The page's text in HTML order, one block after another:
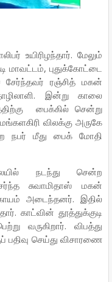
உயிரிழந்தார். மேலும்
மாவட்டம், புதுக்கோட்டை
சேர்ந்தவர் ரஞ்சித் மகன்
இன்று காலை
பைக்கில் சென்று
விலக்கு அருகே
நபர் மீது பைக் மோதி
நடந்து சென்ற
சுவாமிதாஸ் மகன்
அடைந்தனர். இதில்
காட்வின் தூத்துக்குடி
வருகிறார். விபத்து
பதிவு செய்து விசாரணை